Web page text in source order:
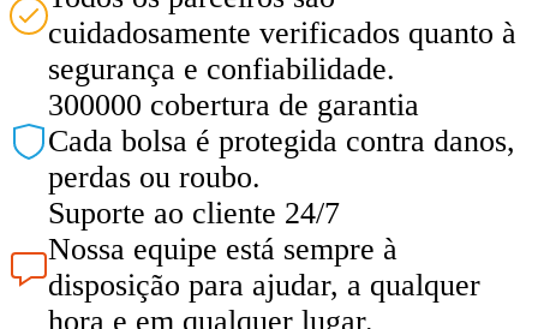
cuidadosamente verificados quanto à
segurança e confiabilidade.
300000 cobertura de garantia
Cada bolsa é protegida contra danos,
perdas ou roubo.
Suporte ao cliente 24/7
Nossa equipe está sempre à
disposição para ajudar, a qualquer
hora e em qualquer lugar.